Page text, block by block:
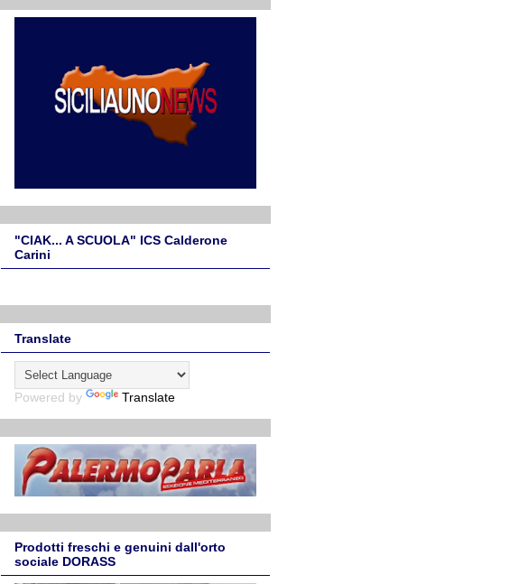
"CIAK... A SCUOLA" ICS Calderone
Carini
Translate
Powered by Translate
Prodotti freschi e genuini dall'orto
sociale DORASS